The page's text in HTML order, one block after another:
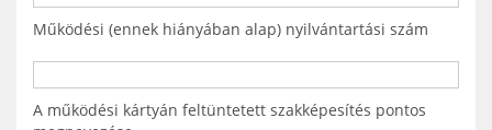
Működési (ennek hiányában alap) nyilvántartási szám
A működési kártyán feltüntetett szakképesítés pontos